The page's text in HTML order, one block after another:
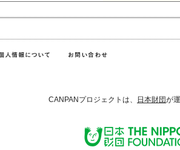
CANPANプロジェクトは、 日本財団が